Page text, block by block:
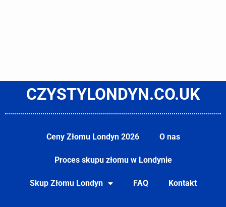
CZYSTYLONDYN.CO.UK
Ceny Złomu Londyn 2026 O nas
Proces skupu złomu w Londynie
Skup Złomu Londyn FAQ Kontakt